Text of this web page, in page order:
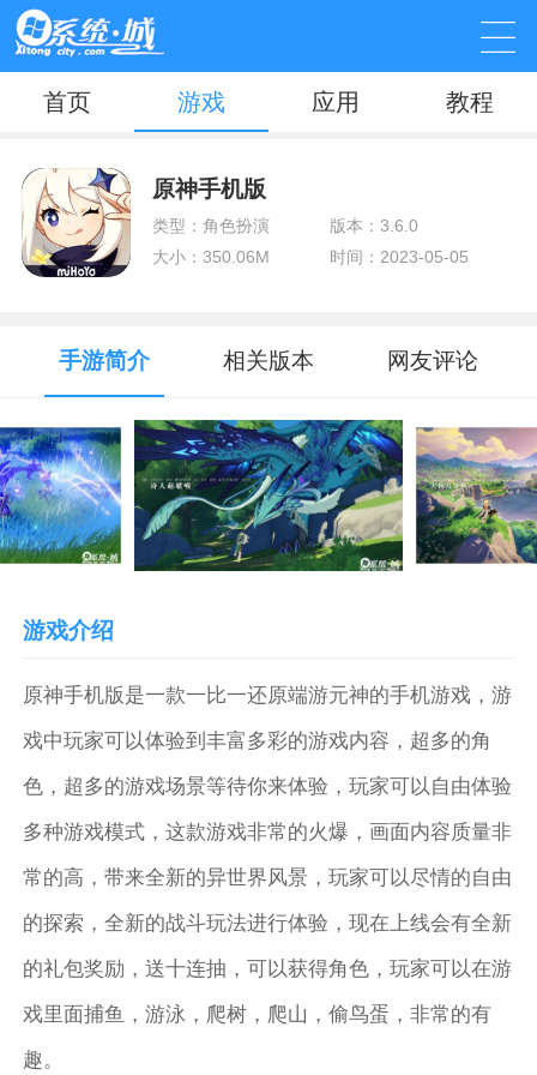
首页 游戏 应用 教程
原神手机版
类型：角色扮演
版本：3.6.0
大小：350.06M
时间：2023-05-05
手游简介 相关版本 网友评论
游戏介绍
原神手机版是一款一比一还原端游元神的手机游戏，游
戏中玩家可以体验到丰富多彩的游戏内容，超多的角
色，超多的游戏场景等待你来体验，玩家可以自由体验
多种游戏模式，这款游戏非常的火爆，画面内容质量非
常的高，带来全新的异世界风景，玩家可以尽情的自由
的探索，全新的战斗玩法进行体验，现在上线会有全新
的礼包奖励，送十连抽，可以获得角色，玩家可以在游
戏里面捕鱼，游泳，爬树，爬山，偷鸟蛋，非常的有
趣。